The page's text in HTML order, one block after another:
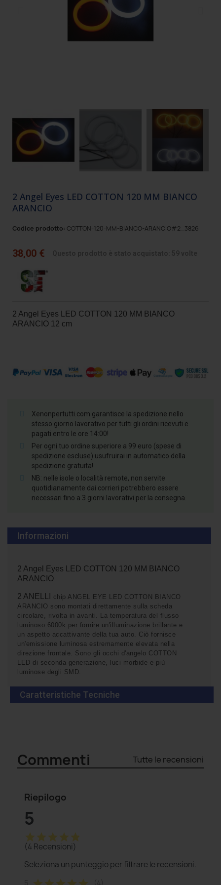
2 Angel Eyes LED COTTON 120 MM BIANCO
ARANCIO
Codice prodotto: COTTON-120-MM-BIANCO-ARANCIO#2_3826
38,00 €
2 Angel Eyes LED COTTON 120 MM BIANCO
ARANCIO 12 cm
Xenonpertutti.com garantisce la spedizione nello
stesso giorno lavorativo per tutti gli ordini ricevuti e
pagati entro le ore 14:00!
Per ogni tuo ordine superiore a 99 euro (spese di
spedizione escluse) usufruirai in automatico della
spedizione gratuita!
NB: nelle isole o località remote, non servite
quotidianamente dai corrieri potrebbero essere
necessari fino a 3 giorni lavorativi per la consegna.
Informazioni
2 Angel Eyes LED COTTON 120 MM BIANCO
ARANCIO
2 ANELLI
chip ANGEL EYE LED COTTON BIANCO
ARANCIO sono montati direttamente sulla scheda
circolare, rivolta in avanti. La temperatura del flusso
luminoso 6000k per fornire un'illuminazione brillante e
un aspetto accattivante della tua auto. Ciò fornisce
un'emissione luminosa estremamente elevata nella
direzione frontale. Sono gli occhi d'angelo COTTON
LED di seconda generazione, luci morbide e più
luminose degli SMD.
Caratteristiche Tecniche
Commenti Tutte le recensioni
Riepilogo
5
star star star star star
(4 Recensioni)
Seleziona un punteggio per filtrare le recensioni.